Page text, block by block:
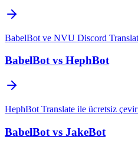
BabelBot ve NVU Discord
BabelBot vs HephBot
HephBot Translate ile ücretsiz
BabelBot vs JakeBot